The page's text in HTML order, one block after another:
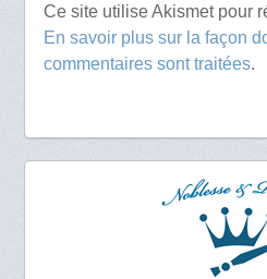
Ce site utilise Akismet pour
En savoir plus sur la façon
commentaires sont traitées.